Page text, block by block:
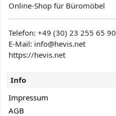
Online-Shop für Büromöbel
Telefon:+49 (30) 23 255 65 90
E-Mail: info@hevis.net
https://hevis.net
Info
Impressum
AGB